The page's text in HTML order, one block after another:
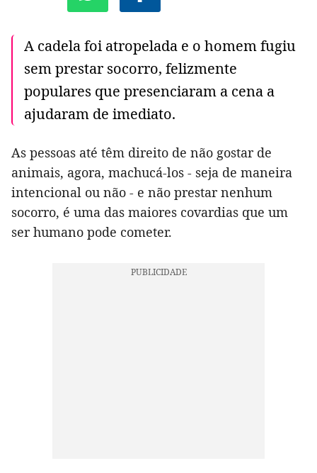
A cadela foi atropelada e o homem fugiu
sem prestar socorro, felizmente
populares que presenciaram a cena a
ajudaram de imediato.
As pessoas até têm direito de não gostar de
animais, agora, machucá-los - seja de maneira
intencional ou não - e não prestar nenhum
socorro, é uma das maiores covardias que um
ser humano pode cometer.